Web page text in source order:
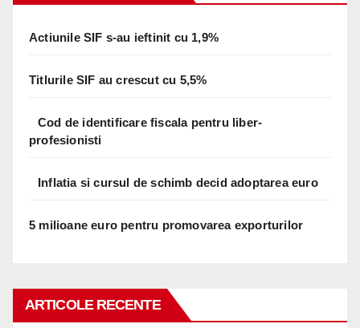
Actiunile SIF s-au ieftinit cu 1,9%
Titlurile SIF au crescut cu 5,5%
Cod de identificare fiscala pentru liber-
profesionisti
Inflatia si cursul de schimb decid adoptarea euro
5 milioane euro pentru promovarea exporturilor
ARTICOLE RECENTE